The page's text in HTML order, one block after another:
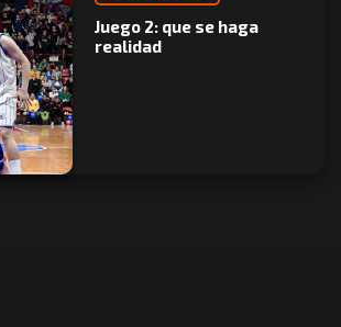
Juego 2: que se haga
realidad